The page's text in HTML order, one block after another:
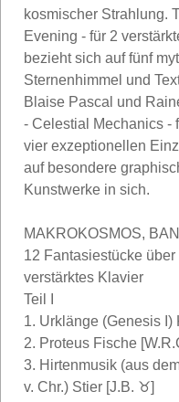
kosmischer Strahlung.
Evening - für 2
bezieht sich auf fünf
Sternenhimmel und
Blaise Pascal und
- Celestial Mechanics -
vier exzeptionellen
auf besondere
Kunstwerke in sich.
MAKROKOSMOS,
12 Fantasiestücke
verstärktes Klavier
Teil I
1. Urklänge (Genesis I)
2. Proteus Fische
3. Hirtenmusik (aus
v. Chr.) Stier [J.B. ♉]